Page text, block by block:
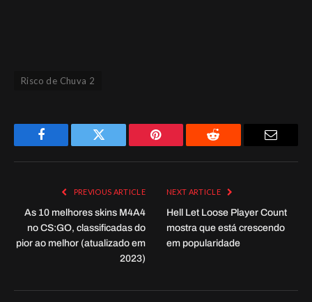
Risco de Chuva 2
Facebook Twitter Pinterest Reddit
PREVIOUS ARTICLE
As 10 melhores skins M4A4
no CS:GO, classificadas do
pior ao melhor (atualizado em
2023)
NEXT ARTICLE
Hell Let Loose Player Count
mostra que está crescendo
em popularidade